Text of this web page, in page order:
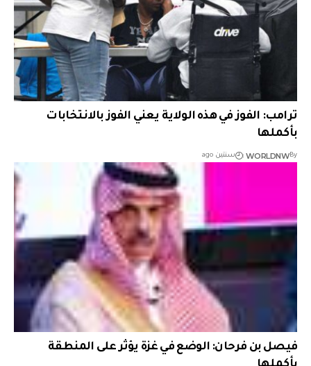
ترامب: الفوز في هذه الولاية يعني الفوز بالانتخابات
بأكملها
By
WORLDNW سنتين ago
فيصل بن فرحان: الوضع في غزة يؤثر على المنطقة